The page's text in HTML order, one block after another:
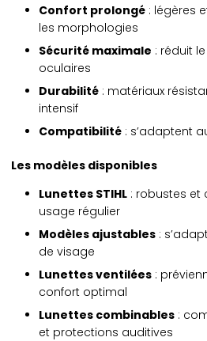
Confort prolongé : légères
les morphologies
Sécurité maximale : réduit
oculaires
Durabilité : matériaux
intensif
Compatibilité : s’adaptent
Les modèles disponibles
Lunettes STIHL : robustes et
usage régulier
Modèles ajustables :
de visage
Lunettes ventilées :
confort optimal
Lunettes combinables :
et protections auditives